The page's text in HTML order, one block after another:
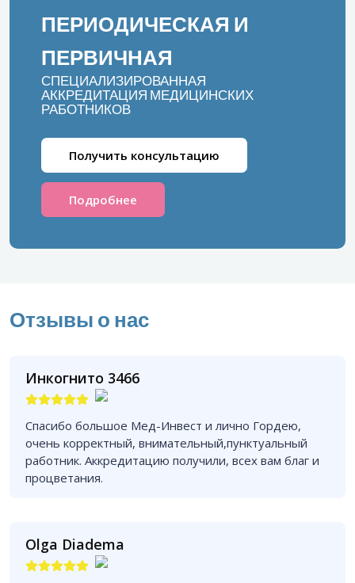
ПЕРИОДИЧЕСКАЯ И
ПЕРВИЧНАЯ
СПЕЦИАЛИЗИРОВАННАЯ
АККРЕДИТАЦИЯ МЕДИЦИНСКИХ
РАБОТНИКОВ
Получить консультацию
Подробнее
Отзывы о нас
Инкогнито 3466
Спасибо большое Мед-Инвест и лично Гордею,
очень корректный, внимательный,пунктуальный
работник. Аккредитацию получили, всех вам благ и
процветания.
Olga Diadema